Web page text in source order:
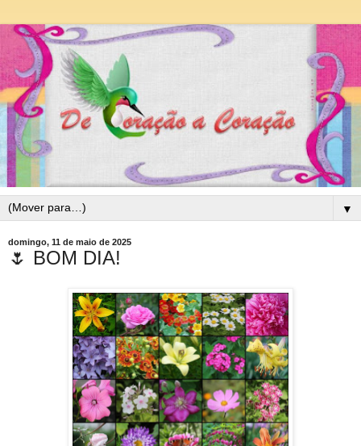
▼
domingo, 11 de maio de 2025
🌷 BOM DIA!